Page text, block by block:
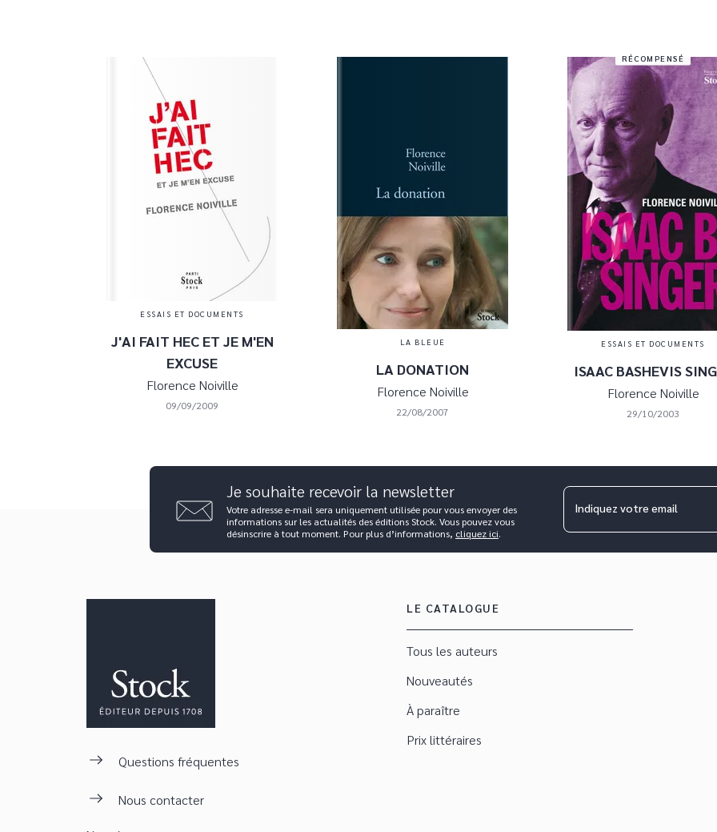
ESSAIS ET DOCUMENTS
J'AI FAIT HEC ET JE M'EN
EXCUSE
Florence Noiville
09/09/2009
LA BLEUE
LA DONATION
Florence Noiville
22/08/2007
RÉCOMPENSÉ
ESSAIS ET DOCUMENTS
ISAAC BASHEVIS
Florence Noiville
29/10/2003
Je souhaite recevoir la newsletter
Votre adresse e-mail sera uniquement utilisée pour vous envoyer des
informations sur les actualités des éditions Stock. Vous pouvez vous
désinscrire à tout moment. Pour plus d’informations, cliquez ici.
Indiquez votre email
Questions fréquentes
Nous contacter
LE CATALOGUE
Tous les auteurs
Nouveautés
À paraître
Prix littéraires